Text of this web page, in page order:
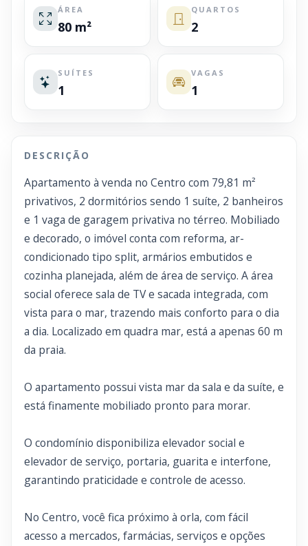
ÁREA
80 m²
QUARTOS
2
SUÍTES
1
VAGAS
1
DESCRIÇÃO
Apartamento à venda no Centro com 79,81 m²
privativos, 2 dormitórios sendo 1 suíte, 2 banheiros
e 1 vaga de garagem privativa no térreo. Mobiliado
e decorado, o imóvel conta com reforma, ar-
condicionado tipo split, armários embutidos e
cozinha planejada, além de área de serviço. A área
social oferece sala de TV e sacada integrada, com
vista para o mar, trazendo mais conforto para o dia
a dia. Localizado em quadra mar, está a apenas 60 m
da praia.
O apartamento possui vista mar da sala e da suíte, e
está finamente mobiliado pronto para morar.
O condomínio disponibiliza elevador social e
elevador de serviço, portaria, guarita e interfone,
garantindo praticidade e controle de acesso.
No Centro, você fica próximo à orla, com fácil
acesso a mercados, farmácias, serviços e opções